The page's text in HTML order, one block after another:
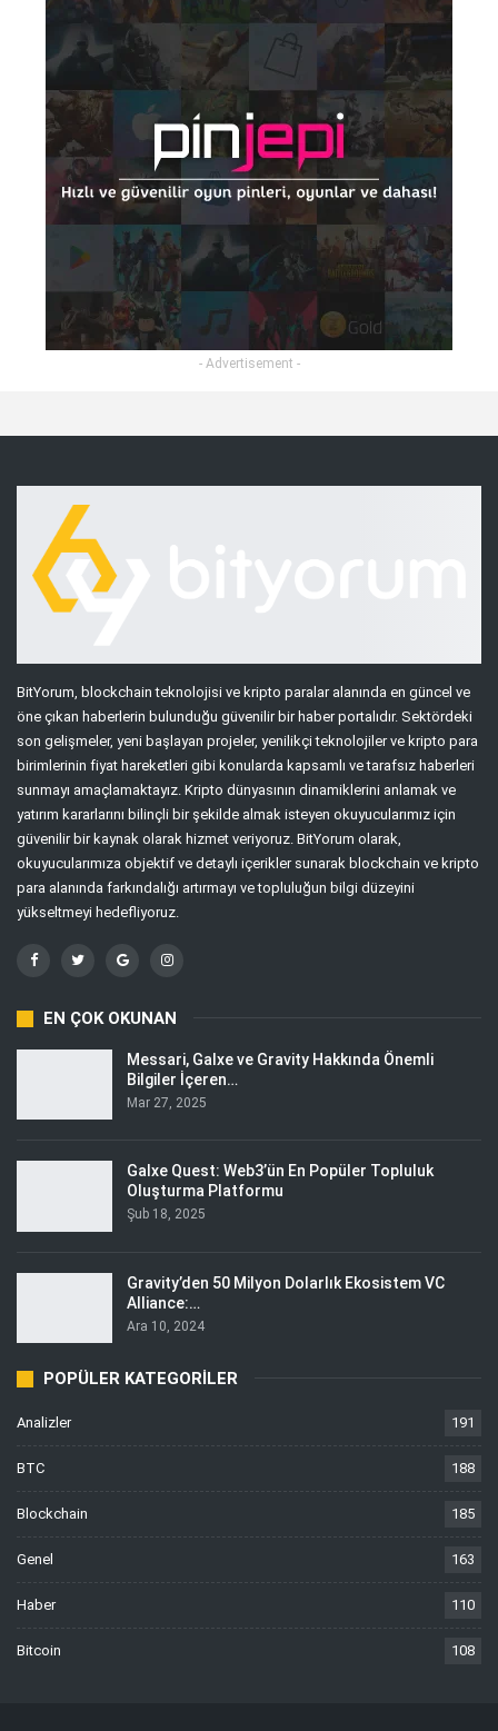
- Advertisement -
BitYorum, blockchain teknolojisi ve kripto paralar alanında en güncel ve
öne çıkan haberlerin bulunduğu güvenilir bir haber portalıdır. Sektördeki
son gelişmeler, yeni başlayan projeler, yenilikçi teknolojiler ve kripto para
birimlerinin fiyat hareketleri gibi konularda kapsamlı ve tarafsız haberleri
sunmayı amaçlamaktayız. Kripto dünyasının dinamiklerini anlamak ve
yatırım kararlarını bilinçli bir şekilde almak isteyen okuyucularımız için
güvenilir bir kaynak olarak hizmet veriyoruz. BitYorum olarak,
okuyucularımıza objektif ve detaylı içerikler sunarak blockchain ve kripto
para alanında farkındalığı artırmayı ve topluluğun bilgi düzeyini
yükseltmeyi hedefliyoruz.
EN ÇOK OKUNAN
Messari, Galxe ve Gravity Hakkında Önemli
Bilgiler İçeren…
Mar 27, 2025
Galxe Quest: Web3’ün En Popüler Topluluk
Oluşturma Platformu
Şub 18, 2025
Gravity’den 50 Milyon Dolarlık Ekosistem VC
Alliance:…
Ara 10, 2024
POPÜLER KATEGORILER
Analizler 191
BTC 188
Blockchain 185
Genel 163
Haber 110
Bitcoin 108